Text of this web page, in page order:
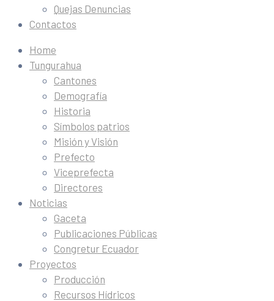
Quejas Denuncias
Contactos
Home
Tungurahua
Cantones
Demografía
Historia
Símbolos patrios
Misión y Visión
Prefecto
Viceprefecta
Directores
Noticias
Gaceta
Publicaciones Públicas
Congretur Ecuador
Proyectos
Producción
Recursos Hídricos